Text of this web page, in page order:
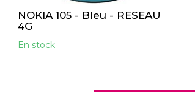
NOKIA 105 - Bleu - RESEAU
4G
En stock